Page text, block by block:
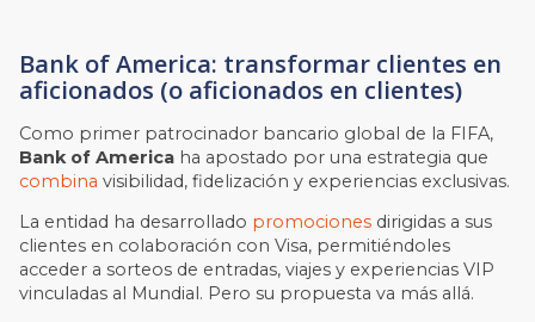
Bank of America: transformar clientes en
aficionados (o aficionados en clientes)
Como primer patrocinador bancario global de la FIFA,
Bank of America ha apostado por una estrategia que
combina visibilidad, fidelización y experiencias exclusivas.
La entidad ha desarrollado promociones dirigidas a sus
clientes en colaboración con Visa, permitiéndoles
acceder a sorteos de entradas, viajes y experiencias VIP
vinculadas al Mundial. Pero su propuesta va más allá.